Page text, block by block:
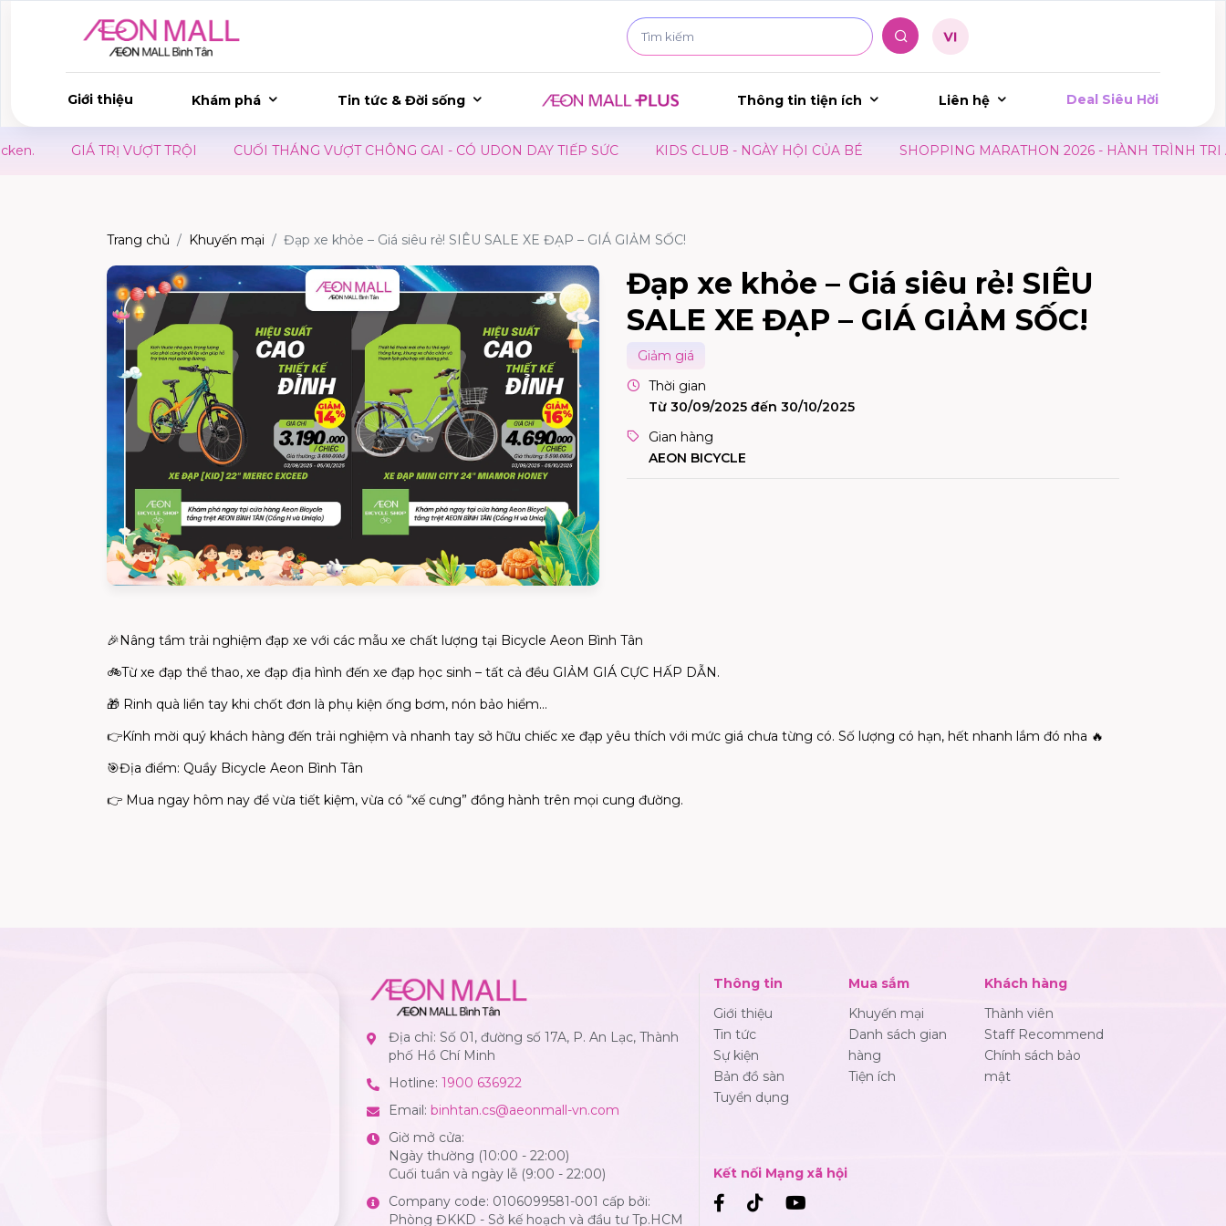
Giới thiệu Khám phá Tin tức & Đời sống Thông tin tiện ích Liên hệ Deal Siêu Hời
GIÁ TRỊ VƯỢT TRỘI CUỐI THÁNG VƯỢT CHÔNG GAI - CÓ UDON DAY TIẾP SỨC KIDS CLUB - NGÀY HỘI CỦA BÉ SHOPPING MARATHON 2026 - HÀNH TRÌNH TRI ÂN
Trang chủ Khuyến mại Đạp xe khỏe – Giá siêu rẻ! SIÊU SALE XE ĐẠP – GIÁ GIẢM SỐC!
Đạp xe khỏe – Giá siêu rẻ! SIÊU
SALE XE ĐẠP – GIÁ GIẢM SỐC!
Giảm giá
Thời gian
Từ 30/09/2025 đến 30/10/2025
Gian hàng
AEON BICYCLE
🎉Nâng tầm trải nghiệm đạp xe với các mẫu xe chất lượng tại Bicycle Aeon Bình Tân
🚲Từ xe đạp thể thao, xe đạp địa hình đến xe đạp học sinh – tất cả đều GIẢM GIÁ CỰC HẤP DẪN.
🎁 Rinh quà liền tay khi chốt đơn là phụ kiện ống bơm, nón bảo hiểm…
👉Kính mời quý khách hàng đến trải nghiệm và nhanh tay sở hữu chiếc xe đạp yêu thích với mức giá chưa từng có. Số lượng có hạn, hết nhanh lắm đó nha 🔥
🎯Địa điểm: Quầy Bicycle Aeon Bình Tân
👉 Mua ngay hôm nay để vừa tiết kiệm, vừa có “xế cưng” đồng hành trên mọi cung đường.
Địa chỉ: Số 01, đường số 17A, P. An Lạc, Thành
phố Hồ Chí Minh
Hotline: 1900 636922
Email: binhtan.cs@aeonmall-vn.com
Giờ mở cửa:
Ngày thường (10:00 - 22:00)
Cuối tuần và ngày lễ (9:00 - 22:00)
Company code: 0106099581-001 cấp bởi:
Phòng ĐKKD - Sở kế hoạch và đầu tư Tp.HCM
Thông tin
Giới thiệu
Tin tức
Sự kiện
Bản đồ sàn
Tuyển dụng
Mua sắm
Khuyến mại
Danh sách gian
hàng
Tiện ích
Khách hàng
Thành viên
Staff Recommend
Chính sách bảo
mật
Kết nối Mạng xã hội